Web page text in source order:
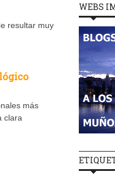
resultar muy
más
clara
WEBS